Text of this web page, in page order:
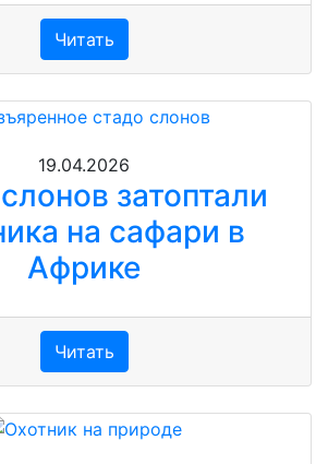
Читать
19.04.2026
затоптали
на сафари в
Африке
Читать